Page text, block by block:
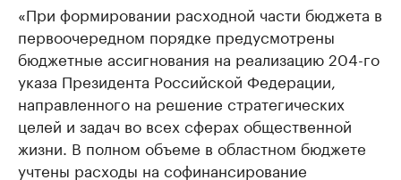
«При формировании расходной части бюджета в
первоочередном порядке предусмотрены
бюджетные ассигнования на реализацию 204-го
указа Президента Российской Федерации,
направленного на решение стратегических
целей и задач во всех сферах общественной
жизни. В полном объеме в областном бюджете
учтены расходы на софинансирование